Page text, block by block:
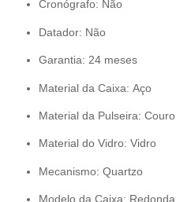
Cronógrafo: Não
Datador: Não
Garantia: 24 meses
Material da Caixa: Aço
Material da Pulseira: Couro
Material do Vidro: Vidro
Mecanismo: Quartzo
Modelo da Caixa: Redonda